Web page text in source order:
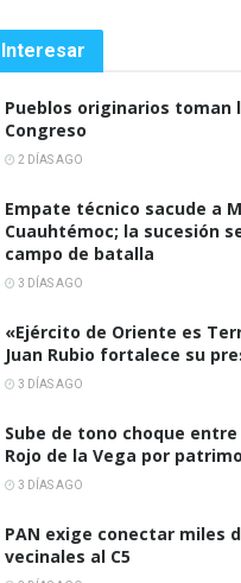
Pueblos originarios toman
Congreso
2 DÍAS AGO
Empate técnico sacude a
Cuauhtémoc; la sucesión
campo de batalla
3 DÍAS AGO
«Ejército de Oriente es
Juan Rubio fortalece su
3 DÍAS AGO
Sube de tono choque entre
Rojo de la Vega por
3 DÍAS AGO
PAN exige conectar miles
vecinales al C5